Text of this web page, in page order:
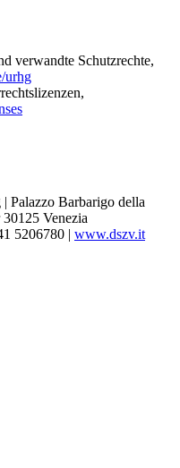
verwandte Schutzrechte,
urhg
Palazzo Barbarigo della
Venezia
5206780 | www.dszv.it